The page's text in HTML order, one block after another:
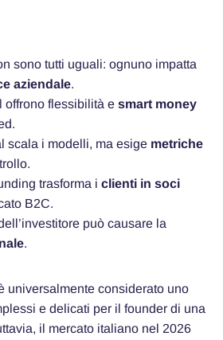
sono tutti uguali: ognuno impatta
aziendale.
offrono flessibilità e smart money
scala i modelli, ma esige metriche
trasforma i clienti in soci
B2C.
può causare la
.
universalmente considerato uno
e delicati per il founder di una
il mercato italiano nel 2026